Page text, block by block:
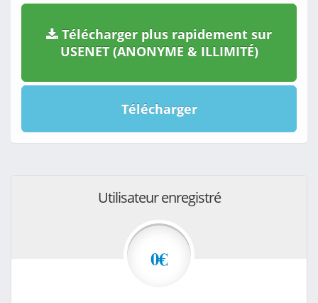
Télécharger plus rapidement sur
USENET (ANONYME & ILLIMITÉ)
Télécharger
Utilisateur enregistré
0€